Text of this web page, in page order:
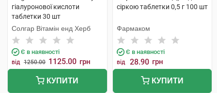
гіалуронової кислоти
таблетки 30 шт
Солгар Вітамін енд Херб
Є в наявності
від 1250.00 1125.00 грн
КУПИТИ
сіркою таблетки 0,5 г 100 шт
Фармаком
Є в наявності
від 28.90 грн
КУПИТИ